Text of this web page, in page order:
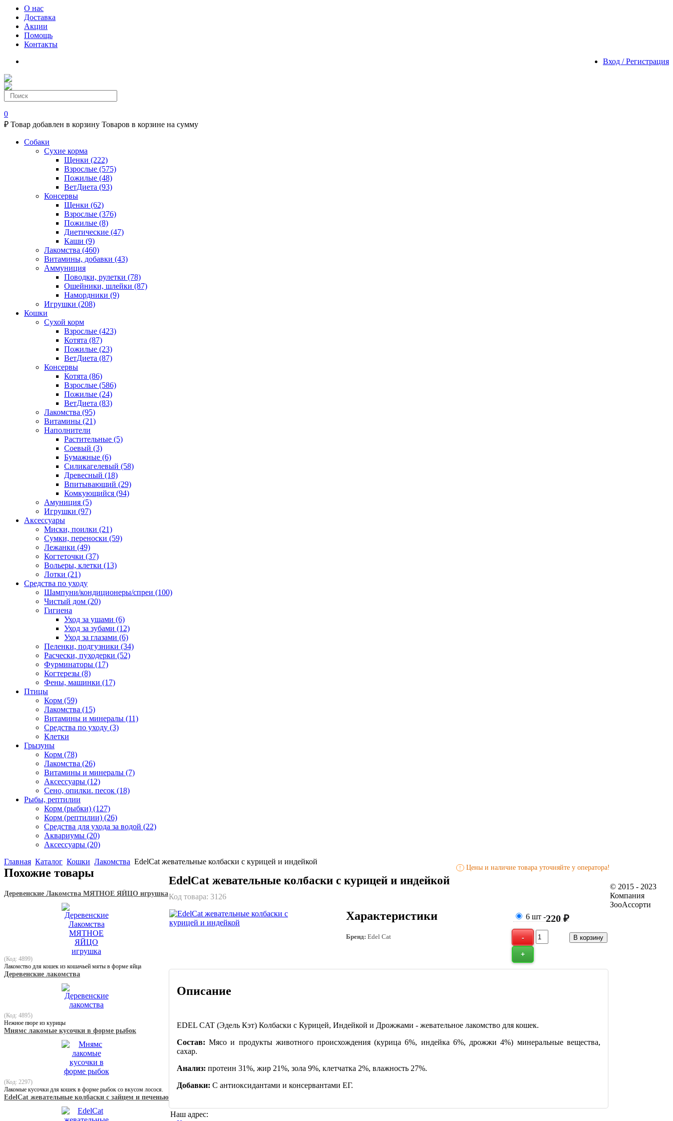
О нас
Доставка
Акции
Помощь
Контакты
Вход / Регистрация
0
₽ Товар добавлен в корзину Товаров в корзине на сумму
Собаки
Сухие корма
Щенки (222)
Взрослые (575)
Пожилые (48)
ВетДиета (93)
Консервы
Щенки (62)
Взрослые (376)
Пожилые (8)
Диетические (47)
Каши (9)
Лакомства (460)
Витамины, добавки (43)
Аммуниция
Поводки, рулетки (78)
Ошейники, шлейки (87)
Намордники (9)
Игрушки (208)
Кошки
Сухой корм
Взрослые (423)
Котята (87)
Пожилые (23)
ВетДиета (87)
Консервы
Котята (86)
Взрослые (586)
Пожилые (24)
ВетДиета (83)
Лакомства (95)
Витамины (21)
Наполнители
Растительные (5)
Соевый (3)
Бумажные (6)
Силикагелевый (58)
Древесный (18)
Впитывающий (29)
Комкующийся (94)
Амуниция (5)
Игрушки (97)
Аксессуары
Миски, поилки (21)
Сумки, переноски (59)
Лежанки (49)
Когтеточки (37)
Вольеры, клетки (13)
Лотки (21)
Средства по уходу
Шампуни/кондиционеры/спреи (100)
Чистый дом (20)
Гигиена
Уход за ушами (6)
Уход за зубами (12)
Уход за глазами (6)
Пеленки, подгузники (34)
Расчески, пуходерки (52)
Фурминаторы (17)
Когтерезы (8)
Фены, машинки (17)
Птицы
Корм (59)
Лакомства (15)
Витамины и минералы (11)
Средства по уходу (3)
Клетки
Грызуны
Корм (78)
Лакомства (26)
Витамины и минералы (7)
Аксессуары (12)
Сено, опилки. песок (18)
Рыбы, рептилии
Корм (рыбки) (127)
Корм (рептилии) (26)
Средства для ухода за водой (22)
Аквариумы (20)
Аксессуары (20)
Главная Каталог Кошки Лакомства EdelCat жевательные колбаски с курицей и индейкой
Похожие товары
Деревенские Лакомства МЯТНОЕ ЯЙЦО игрушка
(Код: 4899)
Лакомство для кошек из кошачьей мяты в форме яйца
Деревенские лакомства
(Код: 4895)
Нежное пюре из курицы
Мнямс лакомые кусочки в форме рыбок
(Код: 2297)
Лакомые кусочки для кошек в форме рыбок со вкусом лосося.
EdelCat жевательные колбаски с зайцем и печенью
! Цены и наличие товара уточняйте у оператора!
EdelCat жевательные колбаски с курицей и индейкой
Код товара: 3126
Характеристики
Бренд: Edel Cat
6 шт -220 ₽
Описание
EDEL CAT (Эдель Кэт) Колбаски с Курицей, Индейкой и Дрожжами - жевательное лакомство для кошек.
Состав: Мясо и продукты животного происхождения (курица 6%, индейка 6%, дрожжи 4%) минеральные вещества,
сахар.
Анализ: протеин 31%, жир 21%, зола 9%, клетчатка 2%, влажность 27%.
Добавки: С антиоксидантами и консервантами ЕГ.
© 2015 - 2023
Компания
ЗооАссорти
Наш адрес: